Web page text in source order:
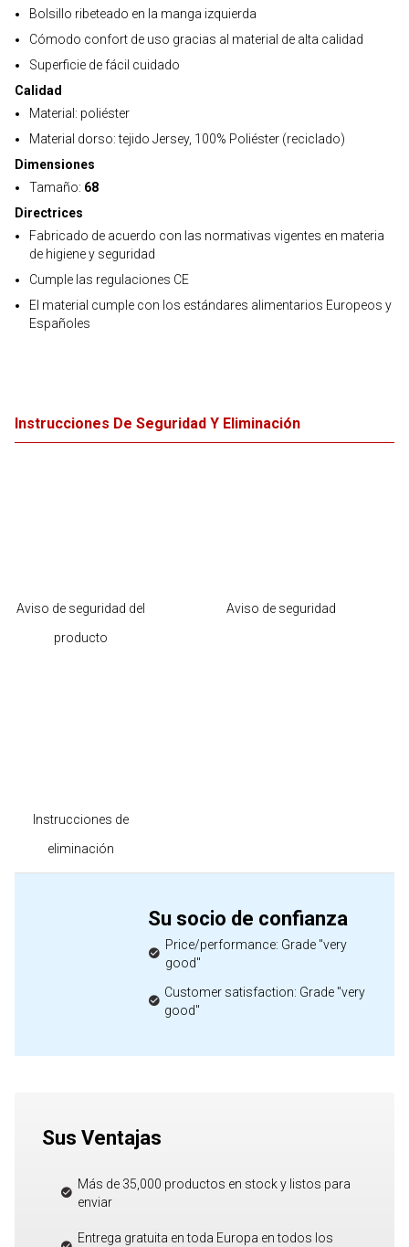
Bolsillo ribeteado en la manga izquierda
Cómodo confort de uso gracias al material de alta calidad
Superficie de fácil cuidado
Calidad
Material: poliéster
Material dorso: tejido Jersey, 100% Poliéster (reciclado)
Dimensiones
Tamaño: 68
Directrices
Fabricado de acuerdo con las normativas vigentes en materia
de higiene y seguridad
Cumple las regulaciones CE
El material cumple con los estándares alimentarios Europeos y
Españoles
Instrucciones De Seguridad Y Eliminación
Aviso de seguridad del
producto
Aviso de seguridad
Instrucciones de
eliminación
Su socio de confianza
Price/performance: Grade "very
good"
Customer satisfaction: Grade "very
good"
Sus Ventajas
Más de 35,000 productos en stock y listos para
enviar
Entrega gratuita en toda Europa en todos los